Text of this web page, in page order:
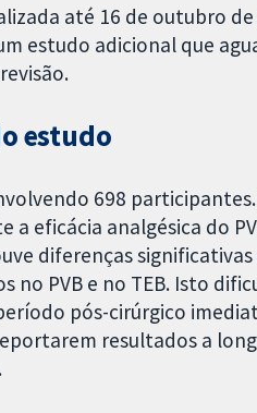
até 16 de outubro
estudo adicional que
estudo
698
a eficácia analgésica do
diferenças
no PVB e no TEB. Isto
pós-cirúrgico
resultados a